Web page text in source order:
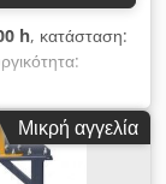
h, κατάσταση:
9M
1600 Kgs
Μικρή αγγελία